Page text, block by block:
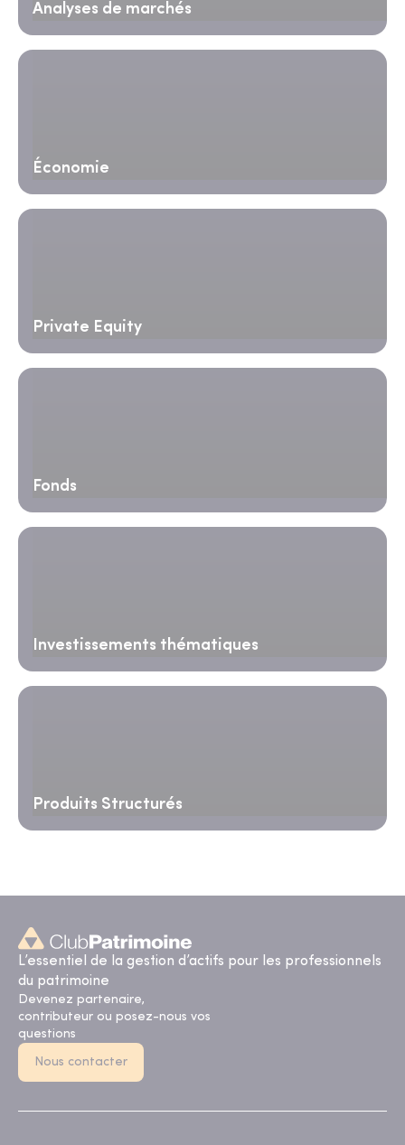
Analyses de marchés
Économie
Private Equity
Fonds
Investissements thématiques
Produits Structurés
L’essentiel de la gestion d’actifs pour les professionnels
du patrimoine
Devenez partenaire,
contributeur ou posez-nous vos
questions
Nous contacter